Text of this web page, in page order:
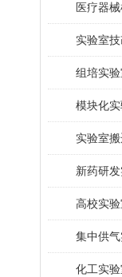
医疗器
实验室技
组培实验
模块化
实验室
新药研
高校实验
集中供
化工实验